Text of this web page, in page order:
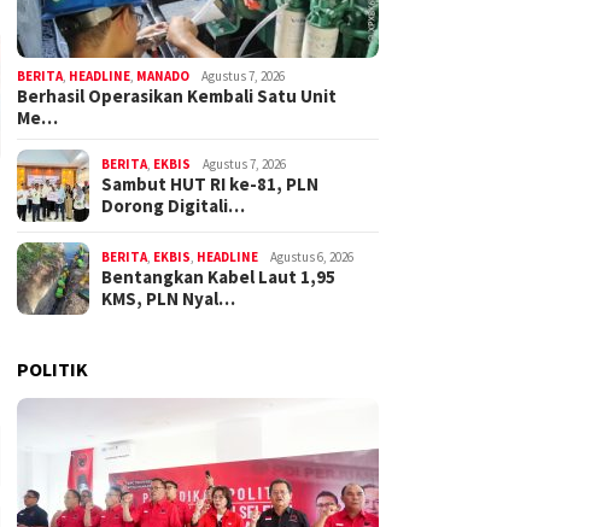
BERITA HEADLINE MANADO Agustus 7, 2026
Berhasil Operasikan Kembali Satu Unit
Me…
BERITA EKBIS Agustus 7, 2026
Sambut HUT RI ke-81, PLN
Dorong Digitali…
BERITA EKBIS HEADLINE Agustus 6, 2026
Bentangkan Kabel Laut 1,95
KMS, PLN Nyal…
POLITIK